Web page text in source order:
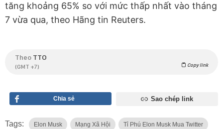
tăng khoảng 65% so với mức thấp nhất vào tháng
7 vừa qua, theo Hãng tin Reuters.
Theo TTO
(GMT +7) Copy link
Chia sẻ Sao chép link
Tags: Elon Musk Mạng Xã Hội Tỉ Phú Elon Musk Mua Twitter